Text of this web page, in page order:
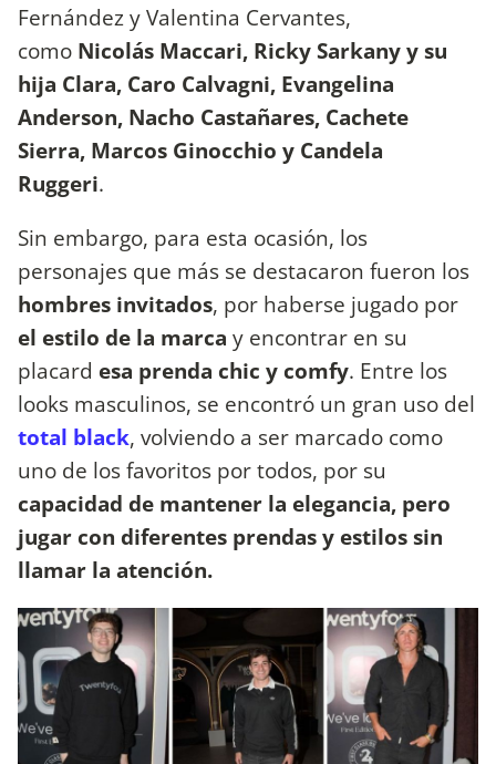
Fernández y Valentina Cervantes,
como Nicolás Maccari, Ricky Sarkany y su
hija Clara, Caro Calvagni, Evangelina
Anderson, Nacho Castañares, Cachete
Sierra, Marcos Ginocchio y Candela
Ruggeri.
Sin embargo, para esta ocasión, los
personajes que más se destacaron fueron los
hombres invitados, por haberse jugado por
el estilo de la marca y encontrar en su
placard esa prenda chic y comfy. Entre los
looks masculinos, se encontró un gran uso del
total black, volviendo a ser marcado como
uno de los favoritos por todos, por su
capacidad de mantener la elegancia, pero
jugar con diferentes prendas y estilos sin
llamar la atención.